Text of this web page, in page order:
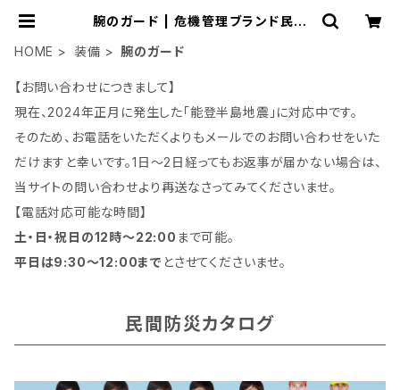
腕のガード | 危機管理ブランド民間
HOME
装備 腕のガード
【お問い合わせにつきまして】
現在、2024年正月に発生した「能登半島地震」に対応中です。
そのため、お電話をいただくよりもメールでのお問い合わせをいた
だけますと幸いです。1日～2日経ってもお返事が届かない場合は、
当サイトの問い合わせより再送なさってみてくださいませ。
【電話対応可能な時間】
土・日・祝日の12時～22:00 まで可能。
平日は9:30～12:00まで とさせてくださいませ。
民間防災カタログ